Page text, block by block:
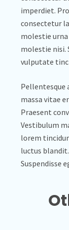
imperdiet.
consectetur
molestie
molestie nisi.
vulputate
Pellentesque
massa vitae
Praesent
Vestibulum
lorem
luctus
Suspendisse